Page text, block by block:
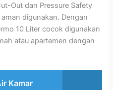
Out dan Pressure Safety
digunakan. Dengan
10 Liter cocok digunakan
atau apartemen dengan
Kamar